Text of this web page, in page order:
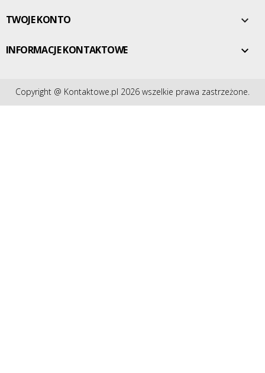
TWOJE KONTO 
INFORMACJE KONTAKTOWE 
Copyright @ Kontaktowe.pl 2026 wszelkie prawa zastrzeżone.